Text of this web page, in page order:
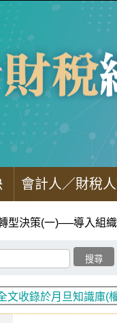
會計人／財稅
型決策(一)──導入組
文收錄於月旦知識庫(